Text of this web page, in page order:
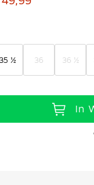
½ 36 36 ½
In